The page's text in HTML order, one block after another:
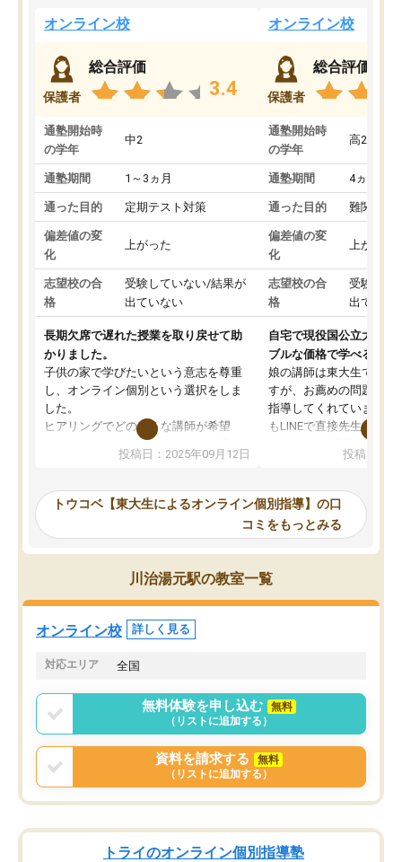
オンライン校
保護者
総合評価
3.4
通塾開始時
の学年
中2
通塾期間 1～3ヵ月
通った目的 定期テスト対策
偏差値の変
化
上がった
志望校の合
格
受験していない/結果が
出ていない
長期欠席で遅れた授業を取り戻せて助
かりました。
子供の家で学びたいという意志を尊重
し、オンライン個別という選択をしま
した。
ヒアリングでどのような講師が希望
か、オプションは付帯するかなど選ぶ
事が出来ました。
ーティングを行い、その講師で良いか
見てから講師を決定する事ができま
す。
うちの子は、初回面談の講師の方で決
オンラインツールを使用した単語帳の
共有があり宿題もそちらで出される形
でした。
言う事で講師変更の申し出があり、あ
まりに短期での変更だった為、塾に通
う事にして退会しました。遅れも取り
戻せ、授業内容や講師の方は良かった
と思います。
投稿日：2025年09月12日
オンライン校
保護者
総合評価
通塾開始時
の学年
高2
通塾期間 4ヵ月～1
通った目的 難関私立
偏差値の変
化
上がった
志望校の合
格
受験して
出ていな
自宅で現役国公立大学生
ブルな価格で学べる
娘の講師は東大生では無
すが、お薦めの問題集や
指導してくれています。
もLINEで直接先生に質問
めれるので、個人に合
いなのがあり(有料)、受
ことをどんなスケジュー
くか相談したのですが、
ち期待したものではなく
内容でした。それでも明
やる気も出ましたし、苦
くなってきたようなので
投稿日：
トウコベ【東大生によるオンライン個別指導】の口
コミをもっとみる
川治湯元駅の教室一覧
オンライン校 詳しく見る
対応エリア 全国
無料体験を申し込む
無料
（リストに追加する）
資料を請求する
無料
（リストに追加する）
トライのオンライン個別指導塾